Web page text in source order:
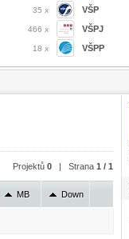
35 x
466 x
18 x
VŠP
VŠPJ
VŠPP
Projektů 0 | Strana 1 / 1
MB Down